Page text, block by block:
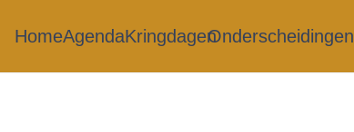
HomeAgendaKringdagenOnderscheidingen